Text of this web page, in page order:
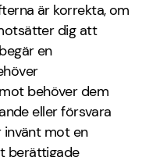
är korrekta, om
dig att
en
behöver dem
eller försvara
invänt mot en
berättigade